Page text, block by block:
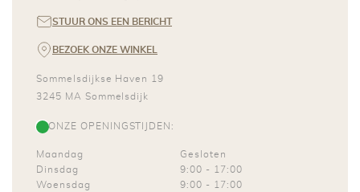
BEZOEK ONZE WINKEL
Sommelsdijkse Haven 19
3245 MA Sommelsdijk
ONZE OPENINGSTIJDEN:
Maandag
Gesloten
Dinsdag
9:00 -
17:00
Woensdag
9:00 -
17:00
STUUR ONS EEN BERICHT